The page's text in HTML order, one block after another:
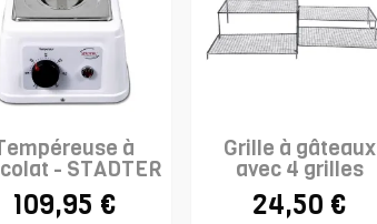
à
- STADTER
109,95 €
Grille à gâteaux
avec 4 grilles
superposables
24,50 €